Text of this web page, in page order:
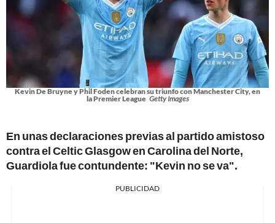
Kevin De Bruyne y Phil Foden celebran su triunfo con Manchester City, en
la Premier League Getty Images
En unas declaraciones previas al partido amistoso
contra el Celtic Glasgow en Carolina del Norte,
Guardiola fue contundente: "Kevin no se va".
PUBLICIDAD